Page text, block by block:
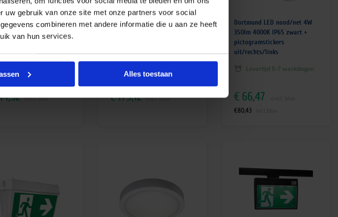
gebruik van onze site met onze partners voor social
combineren met andere informatie die u aan ze heeft
van hun services.
Alles toestaan
HRN100
excl. btw
Hertek HRN200
€175,12 excl. btw
Dortmund LED nood/net 4W
350lm 4000K IP65 zwart +
pictogramstickers
uit/rechts/links
Levertijd 5-7 werkdagen
€ 66,47
€80,43